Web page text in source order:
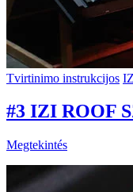
Tvirtinimo instrukcijos
#3 IZI ROOF
Megtekintés